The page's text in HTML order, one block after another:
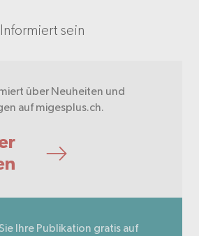
sein
über Neuheiten und
auf migesplus.ch.
Ihre Publikation gratis auf